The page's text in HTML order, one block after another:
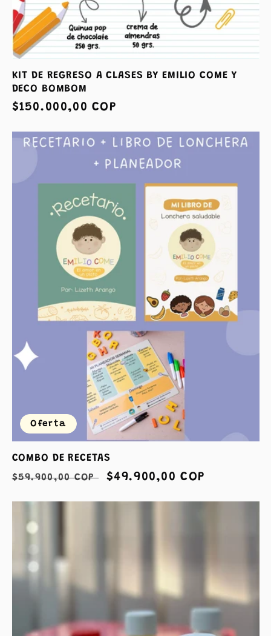
KIT DE REGRESO A CLASES BY EMILIO COME Y
DECO BOMBOM
Precio
$150.000,00 COP
Oferta
COMBO DE RECETAS
Precio
$59.900,00 COP
Precio
$49.900,00 COP